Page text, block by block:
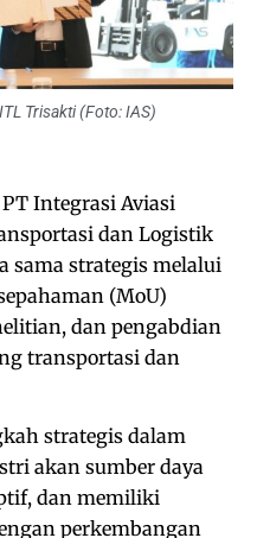
Trisakti (Foto: IAS)
Integrasi Aviasi
dan Logistik
sama strategis melalui
(MoU)
dan pengabdian
transportasi dan
strategis dalam
akan sumber daya
dan memiliki
perkembangan